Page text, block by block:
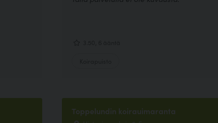
Toppelundin koirauimaranta